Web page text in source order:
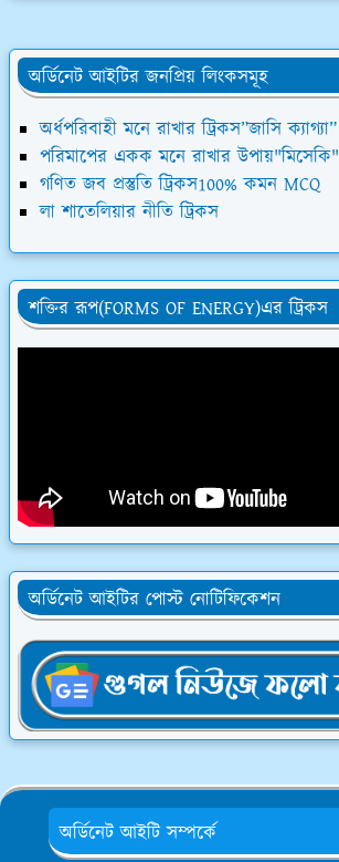
অর্ডিনেট আইটির জনপ্রিয় লিংকসমূহ
অর্ধপরিবাহী মনে রাখার ট্রিকস”জাসি ক্যাগ্যা”
পরিমাপের একক মনে রাখার উপায়"মিসেকি"
গণিত জব প্রস্তুতি ট্রিকস100% কমন MCQ
লা শাতেলিয়ার নীতি ট্রিকস
শক্তির রূপ(FORMS OF ENERGY)এর ট্রিকস
অর্ডিনেট আইটির পোস্ট নোটিফিকেশন
অর্ডিনেট আইটি সম্পর্কে